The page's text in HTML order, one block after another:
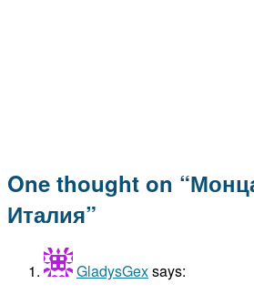
One thought on “
Италия”
GladysGexsays: